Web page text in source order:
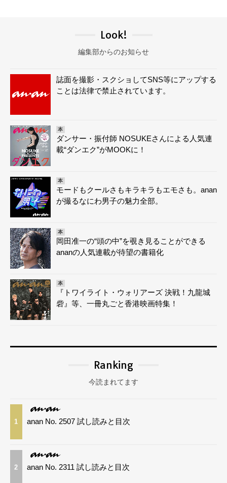
Look!
編集部からのお知らせ
誌面を撮影・スクショしてSNS等にアップする
ことは法律で禁止されています。
本
ダンサー・振付師 NOSUKEさんによる人気連
載“ダンエク”がMOOKに！
本
モードもクールさもキラキラもエモさも。anan
が撮るなにわ男子の魅力全部。
本
岡田准一の“頭の中”を覗き見ることができる
ananの人気連載が待望の書籍化
本
『トワイライト・ウォリアーズ 決戦！九龍城
砦』等、一冊丸ごと香港映画特集！
Ranking
今読まれてます
1 anan No. 2507 試し読みと目次
2 anan No. 2311 試し読みと目次